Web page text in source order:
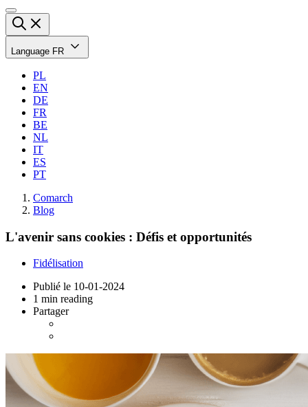
Language FR
PL
EN
DE
FR
BE
NL
IT
ES
PT
Comarch
Blog
L'avenir sans cookies : Défis et opportunités
Fidélisation
Publié le 10-01-2024
1 min reading
Partager